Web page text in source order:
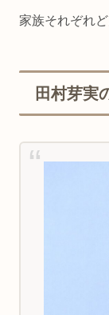
家族それぞれ
田村芽実